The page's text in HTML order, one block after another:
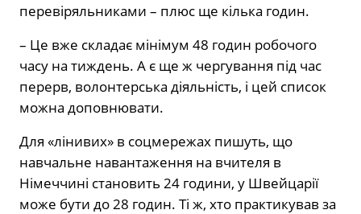
перевіряльниками – плюс ще кілька годин.
– Це вже складає мінімум 48 годин робочого
часу на тиждень. А є ще ж чергування під час
перерв, волонтерська діяльність, і цей список
можна доповнювати.
Для «лінивих» в соцмережах пишуть, що
навчальне навантаження на вчителя в
Німеччині становить 24 години, у Швейцарії
може бути до 28 годин. Ті ж, хто практикував за